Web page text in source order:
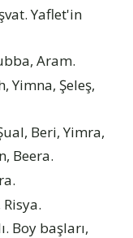
Yaflet'in
Aram.
Yimna, Şeleş,
Beri, Yimra,
Beera.
Boy başları,